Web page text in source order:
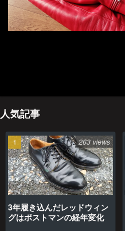
人気記事
3年履き込んだレッドウィン
グはポストマンの経年変化
263 views